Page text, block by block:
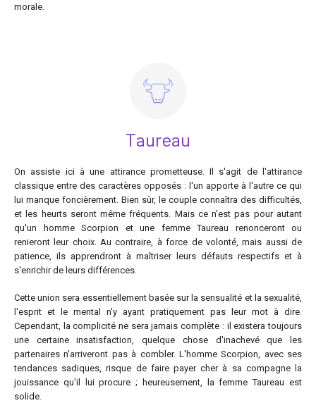
morale.
Taureau
On assiste ici à une attirance prometteuse. Il s'agit de l'attirance
classique entre des caractères opposés : l'un apporte à l'autre ce qui
lui manque foncièrement. Bien sûr, le couple connaîtra des difficultés,
et les heurts seront même fréquents. Mais ce n'est pas pour autant
qu'un homme Scorpion et une femme Taureau renonceront ou
renieront leur choix. Au contraire, à force de volonté, mais aussi de
patience, ils apprendront à maîtriser leurs défauts respectifs et à
s'enrichir de leurs différences.
Cette union sera essentiellement basée sur la sensualité et la sexualité,
l'esprit et le mental n'y ayant pratiquement pas leur mot à dire.
Cependant, la complicité ne sera jamais complète : il existera toujours
une certaine insatisfaction, quelque chose d'inachevé que les
partenaires n'arriveront pas à combler. L'homme Scorpion, avec ses
tendances sadiques, risque de faire payer cher à sa compagne la
jouissance qu'il lui procure ; heureusement, la femme Taureau est
solide.